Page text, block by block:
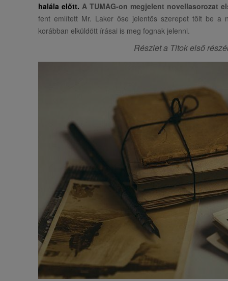
halála előtt. A TUMAG-on megjelent novellasorozat
fent említett Mr. Laker őse jelentős szerepet tölt be a
korábban elküldött írásai is meg fognak jelenni.
Részlet a Titok első